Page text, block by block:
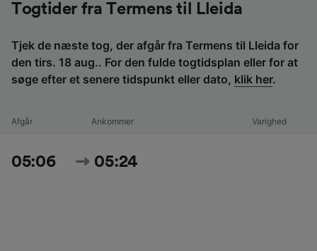
Togtider fra Termens til Lleida
Tjek de næste tog, der afgår fra Termens til Lleida for
den tirs. 18 aug.. For den fulde togtidsplan eller for at
søge efter et senere tidspunkt eller dato, klik her.
Afgår Ankommer Varighed
05:06 05:24